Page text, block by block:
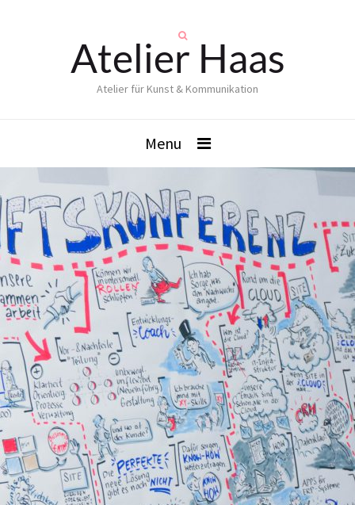
Atelier Haas
Atelier für Kunst & Kommunikation
Menu